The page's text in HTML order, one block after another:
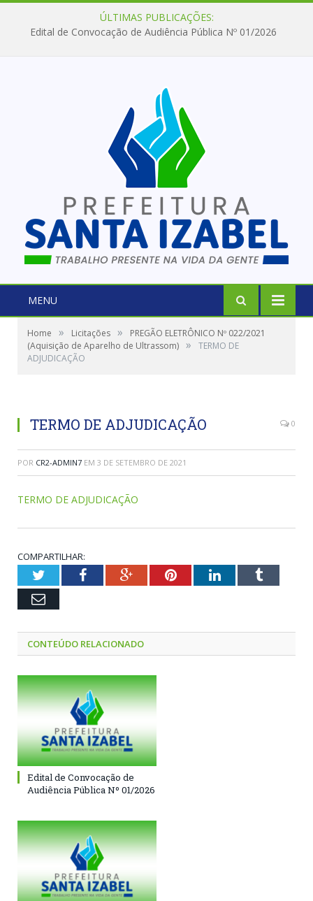
ÚLTIMAS PUBLICAÇÕES:
Edital de Convocação de Audiência Pública Nº 01/2026
MENU
Home » Licitações »
PREGÃO ELETRÔNICO Nº 022/2021
(Aquisição de Aparelho de Ultrassom) »
TERMO DE
ADJUDICAÇÃO
TERMO DE ADJUDICAÇÃO 0
POR CR2-ADMIN7 EM 3 DE SETEMBRO DE 2021
TERMO DE ADJUDICAÇÃO
COMPARTILHAR:
TwitterFacebookGoogle+PinterestLinkedInTumblr
Email
CONTEÚDO RELACIONADO
Edital de Convocação de
Audiência Pública Nº 01/2026